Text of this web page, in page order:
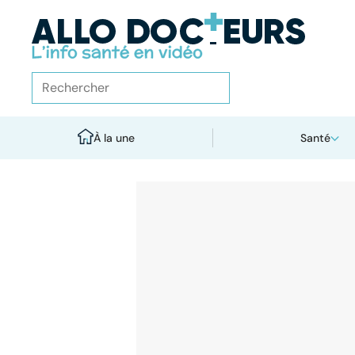
À la une Santé